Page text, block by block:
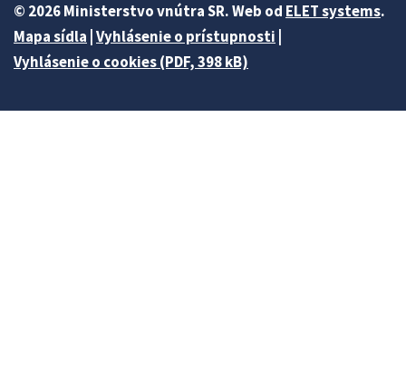
© 2026 Ministerstvo vnútra SR. Web od ELET systems.
Mapa sídla Vyhlásenie o prístupnosti
Vyhlásenie o cookies (PDF, 398 kB)